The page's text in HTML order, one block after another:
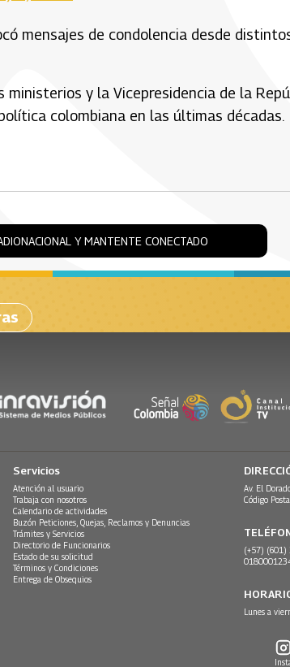
mensajes de condolencia desde
y la Vicepresidencia de la
colombiana en las últimas décadas.
Y MANTENTE CONECTADO
Servicios
Atención al usuario
Trabaja con nosotros
Calendario de actividades
Buzón Peticiones, Quejas, Reclamos y Denuncias
Trámites y Servicios
Directorio de Funcionarios
Estado de su solicitud
Términos y Condiciones
Entrega de Obsequios
Av. El
Código
(+57) (601)
Lunes a